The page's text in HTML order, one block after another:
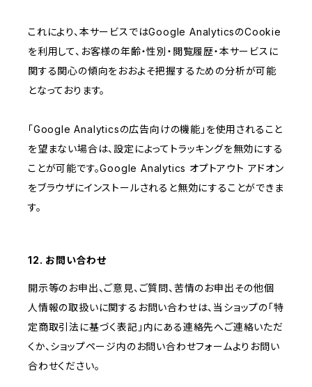
これにより、本サービスではGoogle AnalyticsのCookie
を利用して、お客様の年齢・性別・閲覧履歴・本サービスに
関する関心の傾向をおおよそ把握するための分析が可能
となっております。
「Google Analyticsの広告向けの機能」を使用されること
を望まない場合は、設定によってトラッキングを無効にする
ことが可能です。Google Analytics オプトアウト アドオン
をブラウザにインストールされると無効にすることができま
す。
12. お問い合わせ
開示等のお申出、ご意見、ご質問、苦情のお申出その他個
人情報の取扱いに関するお問い合わせは、当ショップの「特
定商取引法に基づく表記」内にある連絡先へご連絡いただ
くか、ショップページ内のお問い合わせフォームよりお問い
合わせください。